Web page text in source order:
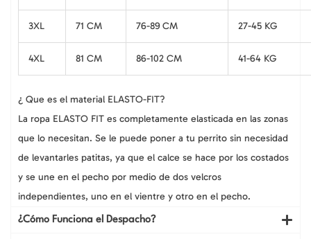
3XL 71 CM 76-89 CM 27-45 KG
4XL 81 CM 86-102 CM 41-64 KG
¿ Que es el material ELASTO-FIT?
La ropa ELASTO FIT es completamente elasticada en las zonas
que lo necesitan. Se le puede poner a tu perrito sin necesidad
de levantarles patitas, ya que el calce se hace por los costados
y se une en el pecho por medio de dos velcros
independientes, uno en el vientre y otro en el pecho.
¿Cómo Funciona el Despacho?